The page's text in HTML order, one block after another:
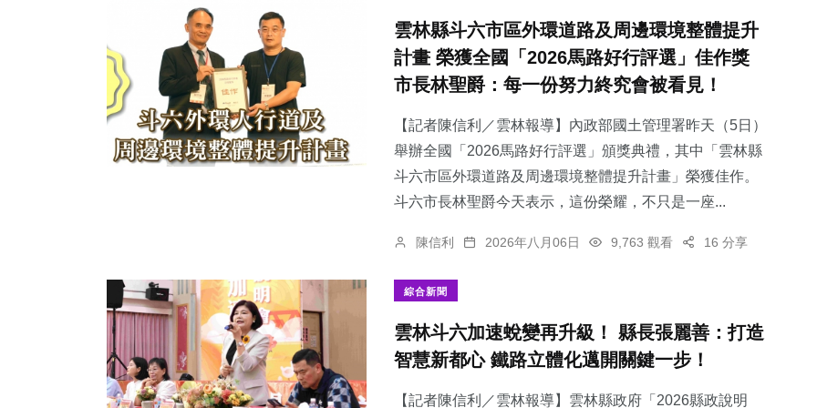
雲林縣斗六市區外環道路及周邊環境整體提升
計畫 榮獲全國「2026馬路好行評選」佳作獎
市長林聖爵：每一份努力終究會被看見！
【記者陳信利／雲林報導】內政部國土管理署昨天（5日）
舉辦全國「2026馬路好行評選」頒獎典禮，其中「雲林縣
斗六市區外環道路及周邊環境整體提升計畫」榮獲佳作。
斗六市長林聖爵今天表示，這份榮耀，不只是一座...
陳信利 2026年八月06日 9,763 觀看 16 分享
綜合新聞
雲林斗六加速蛻變再升級！ 縣長張麗善：打造
智慧新都心 鐵路立體化邁開關鍵一步！
【記者陳信利／雲林報導】雲林縣政府「2026縣政說明